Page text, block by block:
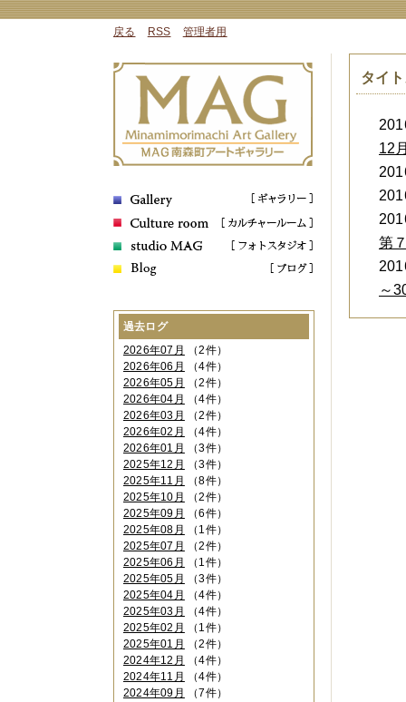
戻る RSS 管理者用
タイ
12
第
～
過去ログ
2026年07月
（2件）
2026年06月
（4件）
2026年05月
（2件）
2026年04月
（4件）
2026年03月
（2件）
2026年02月
（4件）
2026年01月
（3件）
2025年12月
（3件）
2025年11月
（8件）
2025年10月
（2件）
2025年09月
（6件）
2025年08月
（1件）
2025年07月
（2件）
2025年06月
（1件）
2025年05月
（3件）
2025年04月
（4件）
2025年03月
（4件）
2025年02月
（1件）
2025年01月
（2件）
2024年12月
（4件）
2024年11月
（4件）
2024年09月
（7件）